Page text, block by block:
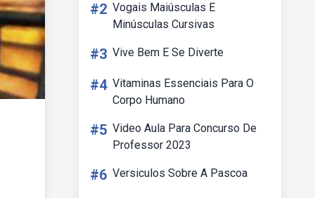
#2 Vogais Maiúsculas E
Minúsculas Cursivas
#3 Vive Bem E Se Diverte
#4 Vitaminas Essenciais Para O
Corpo Humano
#5 Video Aula Para Concurso De
Professor 2023
#6 Versiculos Sobre A Pascoa